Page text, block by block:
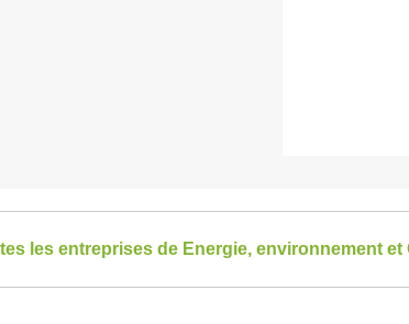
les entreprises de Energie, environnement et